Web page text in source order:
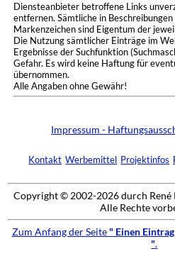
Diensteanbieter betroffene Links
entfernen. Sämtliche in
Markenzeichen sind Eigentum der
Die Nutzung sämtlicher Einträge im
Ergebnisse der Suchfunktion
Gefahr. Es wird keine Haftung für
übernommen.
Alle Angaben ohne Gewähr!
Impressum -
Kontakt Werbemittel Projektinfos
Copyright © 2002-2026 durch René
Alle Rechte
Zum Anfang der Seite " Einen
".